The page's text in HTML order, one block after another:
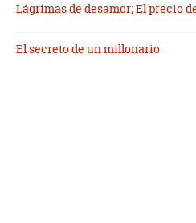
Lágrimas de desamor; El precio
El secreto de un millonario